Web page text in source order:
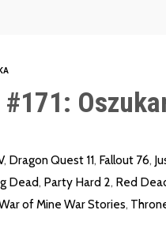
#171:
, Dragon Quest 11, Fallout 76,
Dead, Party Hard 2, Red
of Mine War Stories,